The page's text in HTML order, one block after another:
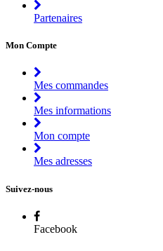
Partenaires
Mon Compte
Mes commandes
Mes informations
Mon compte
Mes adresses
Suivez-nous
Facebook